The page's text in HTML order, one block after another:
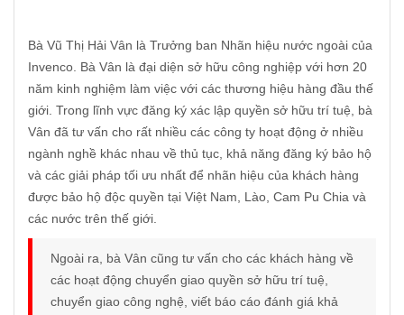
Bà Vũ Thị Hải Vân là Trưởng ban Nhãn hiệu nước ngoài của
Invenco. Bà Vân là đại diện sở hữu công nghiệp với hơn 20
năm kinh nghiệm làm việc với các thương hiệu hàng đầu thế
giới. Trong lĩnh vực đăng ký xác lập quyền sở hữu trí tuệ, bà
Vân đã tư vấn cho rất nhiều các công ty hoạt động ở nhiều
ngành nghề khác nhau về thủ tục, khả năng đăng ký bảo hộ
và các giải pháp tối ưu nhất để nhãn hiệu của khách hàng
được bảo hộ độc quyền tại Việt Nam, Lào, Cam Pu Chia và
các nước trên thế giới.
Ngoài ra, bà Vân cũng tư vấn cho các khách hàng về
các hoạt động chuyển giao quyền sở hữu trí tuệ,
chuyển giao công nghệ, viết báo cáo đánh giá khả